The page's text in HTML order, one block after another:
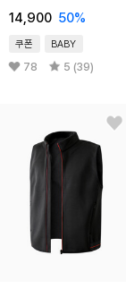
14,900 50%
쿠폰 BABY
78 5 (39)